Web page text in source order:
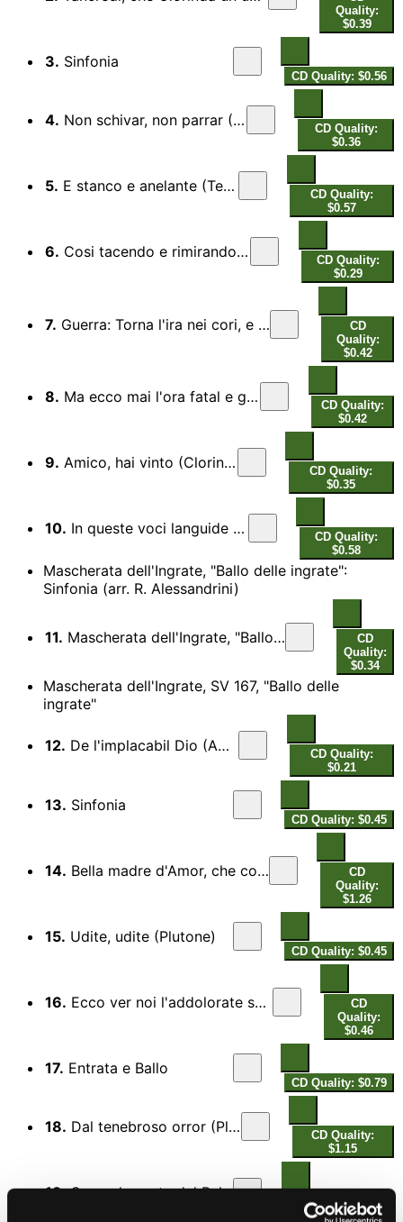
Quality:
$0.39
3. Sinfonia
CD Quality: $0.56
4. Non schivar, non parrar (Testo)
CD Quality:
$0.36
5. E stanco e anelante (Testo)
CD Quality:
$0.57
6. Cosi tacendo e rimirando (Testo)
CD Quality:
$0.29
7. Guerra: Torna l'ira nei cori, e li trasporta (Testo)
CD
Quality:
$0.42
8. Ma ecco mai l'ora fatal e giunta (Testo)
CD Quality:
$0.42
9. Amico, hai vinto (Clorinda)
CD Quality:
$0.35
10. In queste voci languide (Testo)
CD Quality:
$0.58
Mascherata dell'Ingrate, "Ballo delle ingrate":
Sinfonia (arr. R. Alessandrini)
11. Mascherata dell'Ingrate, "Ballo delle ingrate": Sinfonia (arr. R. Alessandrini)
CD
Quality:
$0.34
Mascherata dell'Ingrate, SV 167, "Ballo delle
ingrate"
12. De l'implacabil Dio (Amor)
CD Quality:
$0.21
13. Sinfonia
CD Quality: $0.45
14. Bella madre d'Amor, che col bel ciglio (Pluto)
CD
Quality:
$1.26
15. Udite, udite (Plutone)
CD Quality: $0.45
16. Ecco ver noi l'addolorate squadre (Amor, Venus)
CD
Quality:
$0.46
17. Entrata e Ballo
CD Quality: $0.79
18. Dal tenebroso orror (Pluto)
CD Quality:
$1.15
19.Seconda parte del Ballo
CD Quality:
$0.28